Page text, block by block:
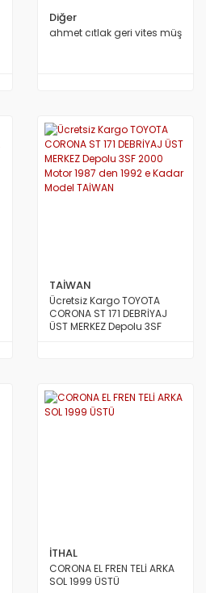
Diğer
ahmet cıtlak geri vites müş
TAİWAN
Ücretsiz Kargo TOYOTA
CORONA ST 171 DEBRİYAJ
ÜST MERKEZ Depolu 3SF
İTHAL
CORONA EL FREN TELİ ARKA
SOL 1999 ÜSTÜ